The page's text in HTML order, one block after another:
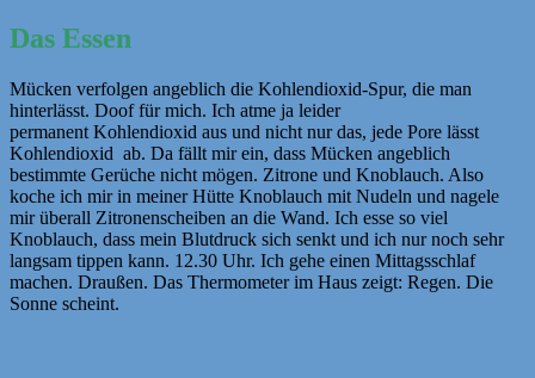
Das Essen
Mücken verfolgen angeblich die Kohlendioxid-Spur, die man
hinterlässt. Doof für mich. Ich atme ja leider
permanent Kohlendioxid aus und nicht nur das, jede Pore lässt
Kohlendioxid ab. Da fällt mir ein, dass Mücken angeblich
bestimmte Gerüche nicht mögen. Zitrone und Knoblauch. Also
koche ich mir in meiner Hütte Knoblauch mit Nudeln und nagele
mir überall Zitronenscheiben an die Wand. Ich esse so viel
Knoblauch, dass mein Blutdruck sich senkt und ich nur noch sehr
langsam tippen kann. 12.30 Uhr. Ich gehe einen Mittagsschlaf
machen. Draußen. Das Thermometer im Haus zeigt: Regen. Die
Sonne scheint.